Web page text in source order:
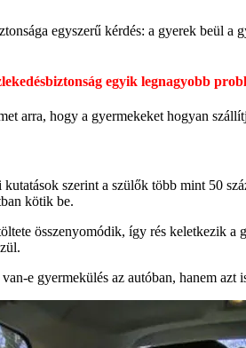
egyszerű kérdés: a gyerek beül
egyik legnagyobb
arra, hogy a gyermekeket hogyan
szerint a szülők több mint 50
kötik be.
összenyomódik, így rés keletkezik
e gyermekülés az autóban, hanem